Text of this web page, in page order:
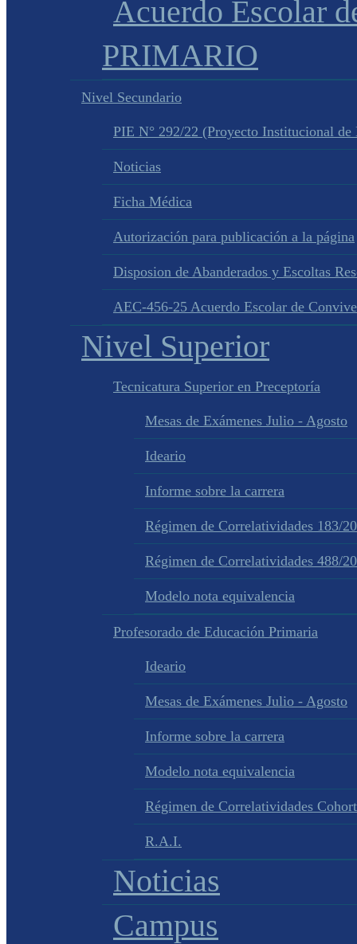
Acuerdo Escolar
PRIMARIO
Nivel Secundario
PIE N° 292/22 (Proyecto Institucional de
Noticias
Ficha Médica
Autorización para publicación a la página
Disposion de Abanderados y Escoltas
AEC-456-25 Acuerdo Escolar de
Nivel Superior
Tecnicatura Superior en Preceptoría
Mesas de Exámenes Julio - Agosto
Ideario
Informe sobre la carrera
Régimen de Correlatividades 183/
Régimen de Correlatividades 488/
Modelo nota equivalencia
Profesorado de Educación Primaria
Ideario
Mesas de Exámenes Julio - Agosto
Informe sobre la carrera
Modelo nota equivalencia
Régimen de Correlatividades
R.A.I.
Noticias
Campus